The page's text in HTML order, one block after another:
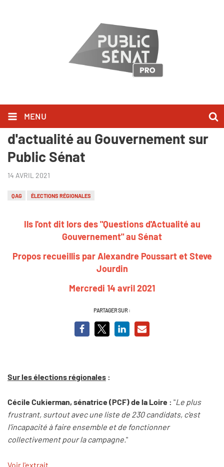
MENU
Ils l'ont dit lors des Questions
d'actualité au Gouvernement sur
Public Sénat
14 AVRIL 2021
QAG ÉLECTIONS RÉGIONALES
Ils l'ont dit lors des "Questions d'Actualité au
Gouvernement" au Sénat
Propos recueillis par Alexandre Poussart et Steve
Jourdin
Mercredi 14 avril 2021
PARTAGER SUR :
Sur les élections régionales :
Cécile Cukierman, sénatrice (PCF) de la Loire : "Le plus
frustrant, surtout avec une liste de 230 candidats, c'est
l'incapacité à faire ensemble et de fonctionner
collectivement pour la campagne."
Voir l'extrait